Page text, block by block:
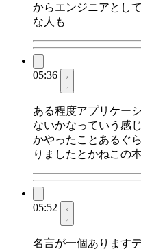
からエンジニアとし
な人も
05:36
ある程度アプリケー
ないかなっていう感
かやったことあるぐ
りましたとかねこの
05:52
名言が一個あります